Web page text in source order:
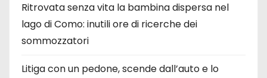
Ritrovata senza vita la bambina dispersa nel
lago di Como: inutili ore di ricerche dei
sommozzatori
Litiga con un pedone, scende dall’auto e lo